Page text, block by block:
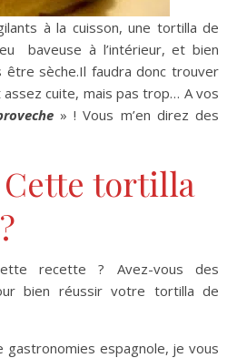
à la cuisson, une tortilla de
baveuse à l’intérieur, et bien
être sèche.Il faudra donc trouver
cuite, mais pas trop… A vos
» ! Vous m’en direz des
Cette tortilla
recette ? Avez-vous des
bien réussir votre tortilla de
gastronomies espagnole, je vous